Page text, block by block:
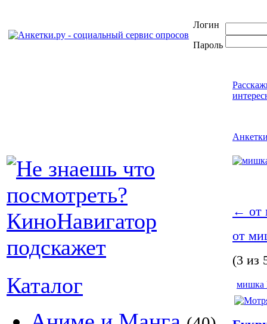
Логин
Пароль
Каталог
← от
от
(3 из
мишка